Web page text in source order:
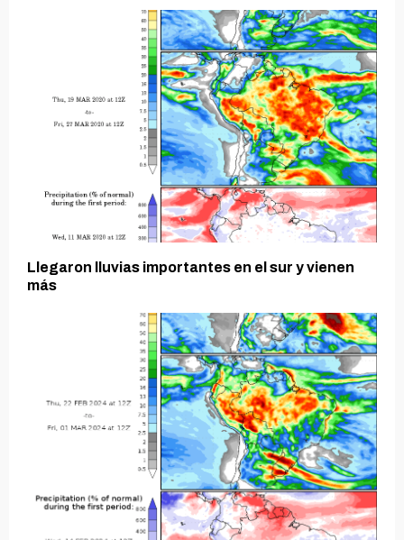
Llegaron lluvias importantes en el sur y vienen
más